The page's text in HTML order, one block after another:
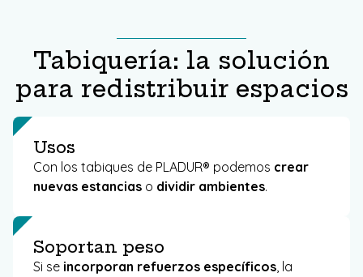
Tabiquería: la solución
para redistribuir espacios
Usos
Con los tabiques de PLADUR® podemos crear
nuevas estanciaso dividir ambientes.
Soportan peso
Si se incorporan refuerzos específicos, la